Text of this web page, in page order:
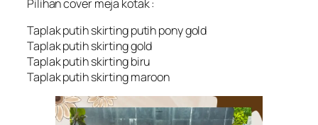
Pilihan cover meja kotak :
Taplak putih skirting putih pony gold
Taplak putih skirting gold
Taplak putih skirting biru
Taplak putih skirting maroon